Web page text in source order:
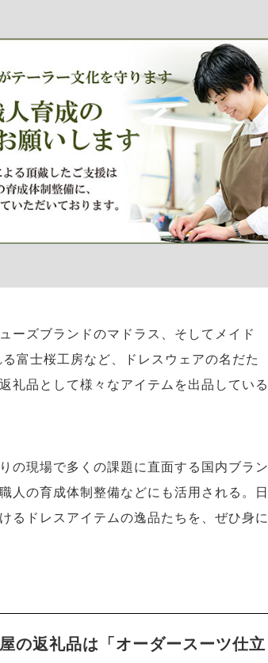
ーズブランドのマドラス、そしてメイド
富士桜工房など、ドレスウェアの名だた
礼品として様々なアイテムを出品している
の現場で多くの課題に直面する国内ブラン
人の育成体制整備などにも活用される。日
るドレスアイテムの逸品たちを、ぜひ身に
の返礼品は「オーダースーツ仕立